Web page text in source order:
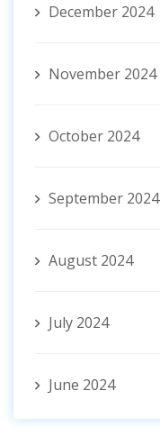
December 2024
November 2024
October 2024
September 2024
August 2024
July 2024
June 2024